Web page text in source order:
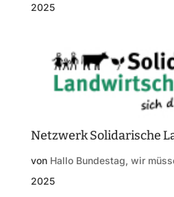
2025
Netzwerk Solidarische
von Hallo Bundestag, wir
2025